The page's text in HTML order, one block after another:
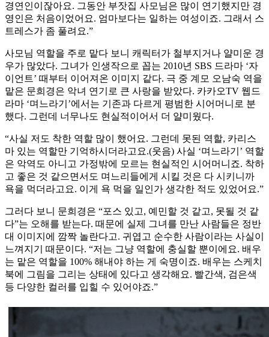
경연인이잖아요. 그동안 부잣집 사모님은 많이 연기했지만 경
영인은 처음이었어요. 엄마보다는 일하는 여성이죠. 그래서 스
트레스가 좀 풀려요.”
사모님 역할을 주로 맡다 보니 캐릭터가 철부지거나 얄미운 경
우가 많았다. 그녀가 인생작으로 꼽는 2010년 SBS 드라마 ‘자
이언트’ 때부터 이어져온 이미지 같다. 극 중 계모 오남숙 역을
맡은 문희경은 악녀 연기로 큰 사랑을 받았다. 카카오TV 웹드
라마 ‘며느라기’에서는 기존과 다르게 평범한 시어머니로 분
했다. 그런데 너무나도 현실적이어서 더 얄미웠다.
“사실 저도 착한 역할 많이 했어요. 그런데 못된 역할, 카리스
마 있는 역할만 기억하시더라고요.(웃음) 사실 ‘며느라기’ 역할
은 악역도 아니고 가정밖에 모르는 현실적인 시어머니죠. 착하
고 좋은 것 같으면서도 며느리들에게 시킬 것은 다 시키니까
욕을 먹더라고요. 이게 욕 먹을 일인가 생각한 적도 있었어요.”
그러다 보니 문희경은 “포스 있고, 예민할 것 같고, 못될 것 같
다”는 오해를 받는다. 때문에 실제 그녀를 만난 사람들은 정반
대 이미지에 깜짝 놀란다고. 귀엽고 순수한 사람이라는 사실이
느껴지기 때문이다. “저는 그냥 역할에 충실할 뿐이에요. 배우
는 맡은 역할을 100% 해내야 하는 게 숙명이죠. 배우는 스케치
북에 그림을 그리는 상태에 있다고 생각해요. 빨간색, 검은색
등 다양한 컬러를 입힐 수 있어야죠.”